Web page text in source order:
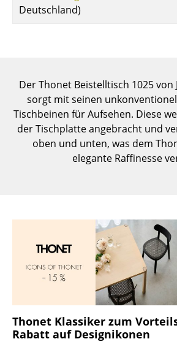
Kindertische
Einzelteile
... alle Tische
Aufbewahren
Regale & Schränke
Sideboards & Kommoden
TV Möbel
Beistell- & Rollcontainer
Barmöbel
Garderoben
Deutschland)
Der Thonet Beistelltisch 1025 von
sorgt mit seinen
Tischbeinen für Aufsehen. Diese
der Tischplatte angebracht und
oben und unten, was dem
elegante Raffinesse
Thonet Klassiker zum
Rabatt auf Designikonen